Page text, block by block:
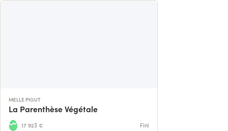
MELLE PIGUT
La Parenthèse Végétale
17 923 € Fini